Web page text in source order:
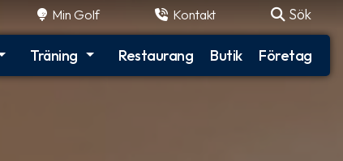
Min Golf Kontakt Sök
Träning Restaurang Butik Företag